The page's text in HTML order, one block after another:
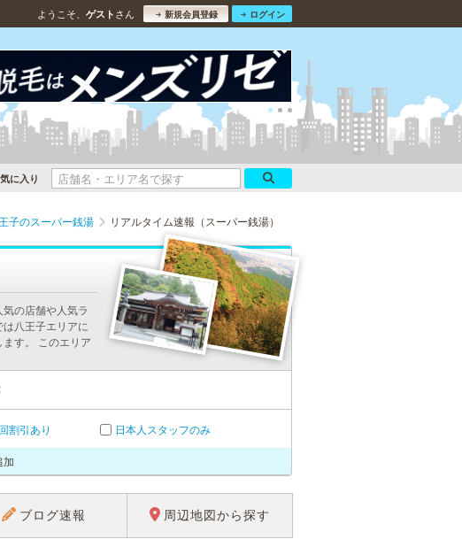
ようこそ、 ゲスト さん 新規会員登録 ログイン
に入り
子のスーパー銭湯 リアルタイム速報（スーパー銭湯）
の店舗や人気ラ
八王子エリアに
す。 このエリア
割引あり 日本人スタッフのみ
加
ブログ速報 周辺地図から探す